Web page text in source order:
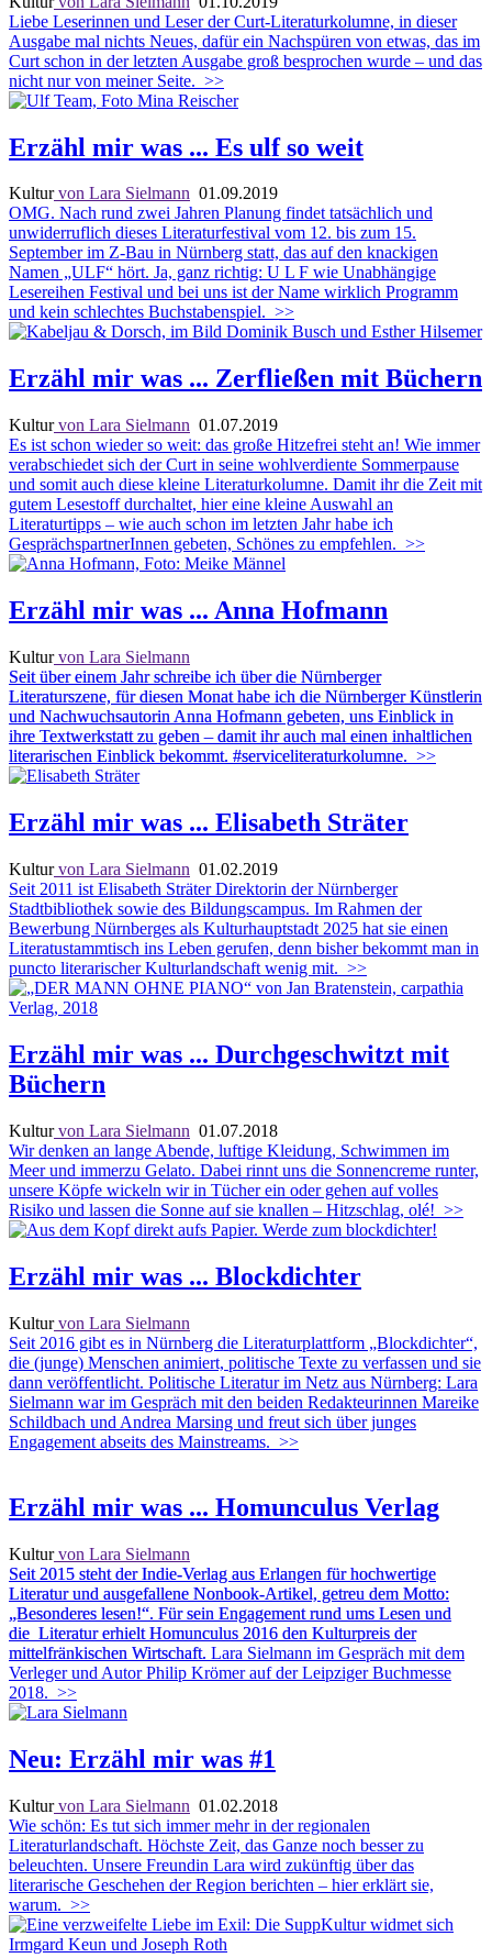
Liebe Leserinnen und Leser der Curt-Literaturkolumne, in dieser
Ausgabe mal nichts Neues, dafür ein Nachspüren von etwas, das im
Curt schon in der letzten Ausgabe groß besprochen wurde – und das
nicht nur von meiner Seite. >>
Erzähl mir was ... Es ulf so weit
Kulturvon Lara Sielmann 01.09.2019
OMG. Nach rund zwei Jahren Planung findet tatsächlich und
unwiderruflich dieses Literaturfestival vom 12. bis zum 15.
September im Z-Bau in Nürnberg statt, das auf den knackigen
Namen „ULF“ hört. Ja, ganz richtig: U L F wie Unabhängige
Lesereihen Festival und bei uns ist der Name wirklich Programm
und kein schlechtes Buchstabenspiel. >>
Erzähl mir was ... Zerfließen mit Büchern
Kulturvon Lara Sielmann 01.07.2019
Es ist schon wieder so weit: das große Hitzefrei steht an! Wie immer
verabschiedet sich der Curt in seine wohlverdiente Sommerpause
und somit auch diese kleine Literaturkolumne. Damit ihr die Zeit mit
gutem Lesestoff durchaltet, hier eine kleine Auswahl an
Literaturtipps – wie auch schon im letzten Jahr habe ich
GesprächspartnerInnen gebeten, Schönes zu empfehlen. >>
Erzähl mir was ... Anna Hofmann
Kulturvon Lara Sielmann
Seit über einem Jahr schreibe ich über die Nürnberger
Literaturszene, für diesen Monat habe ich die Nürnberger Künstlerin
und Nachwuchsautorin Anna Hofmann gebeten, uns Einblick in
ihre Textwerkstatt zu geben – damit ihr auch mal einen inhaltlichen
literarischen Einblick bekommt. #serviceliteraturkolumne. >>
Erzähl mir was ... Elisabeth Sträter
Kulturvon Lara Sielmann 01.02.2019
Seit 2011 ist Elisabeth Sträter Direktorin der Nürnberger
Stadtbibliothek sowie des Bildungscampus. Im Rahmen der
Bewerbung Nürnberges als Kulturhauptstadt 2025 hat sie einen
Literatustammtisch ins Leben gerufen, denn bisher bekommt man in
puncto literarischer Kulturlandschaft wenig mit. >>
Erzähl mir was ... Durchgeschwitzt mit
Büchern
Kulturvon Lara Sielmann 01.07.2018
Wir denken an lange Abende, luftige Kleidung, Schwimmen im
Meer und immerzu Gelato. Dabei rinnt uns die Sonnencreme runter,
unsere Köpfe wickeln wir in Tücher ein oder gehen auf volles
Risiko und lassen die Sonne auf sie knallen – Hitzschlag, olé! >>
Erzähl mir was ... Blockdichter
Kulturvon Lara Sielmann
Seit 2016 gibt es in Nürnberg die Literaturplattform „Blockdichter“,
die (junge) Menschen animiert, politische Texte zu verfassen und sie
dann veröffentlicht. Politische Literatur im Netz aus Nürnberg: Lara
Sielmann war im Gespräch mit den beiden Redakteurinnen Mareike
Schildbach und Andrea Marsing und freut sich über junges
Engagement abseits des Mainstreams. >>
Erzähl mir was ... Homunculus Verlag
Kulturvon Lara Sielmann
Seit 2015 steht der Indie-Verlag aus Erlangen für hochwertige
Literatur und ausgefallene Nonbook-Artikel, getreu dem Motto:
„Besonderes lesen!“. Für sein Engagement rund ums Lesen und
die Literatur erhielt Homunculus 2016 den Kulturpreis der
mittelfränkischen Wirtschaft. Lara Sielmann im Gespräch mit dem
Verleger und Autor Philip Krömer auf der Leipziger Buchmesse
2018. >>
Neu: Erzähl mir was #1
Kulturvon Lara Sielmann 01.02.2018
Wie schön: Es tut sich immer mehr in der regionalen
Literaturlandschaft. Höchste Zeit, das Ganze noch besser zu
beleuchten. Unsere Freundin Lara wird zukünftig über das
literarische Geschehen der Region berichten – hier erklärt sie,
warum. >>